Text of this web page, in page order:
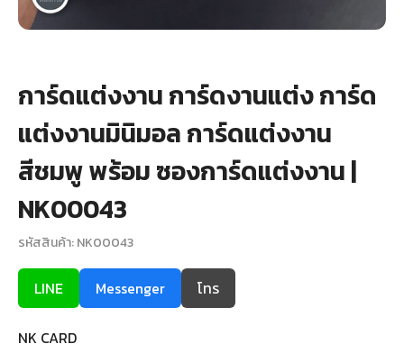
เกี่ยวกับเรา
การ์ดแต่งงาน การ์ดงานแต่ง การ์ด
แต่งงานมินิมอล การ์ดแต่งงาน
สีชมพู พร้อม ซองการ์ดแต่งงาน |
NK00043
รหัสสินค้า: NK00043
LINE Messenger โทร
NK CARD